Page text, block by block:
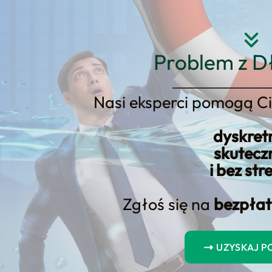
Problem z
Nasi eksperci pomogą
i bez
Zgłoś się na
UZYSKAJ
Strona główna O nas
Luty 2024 —